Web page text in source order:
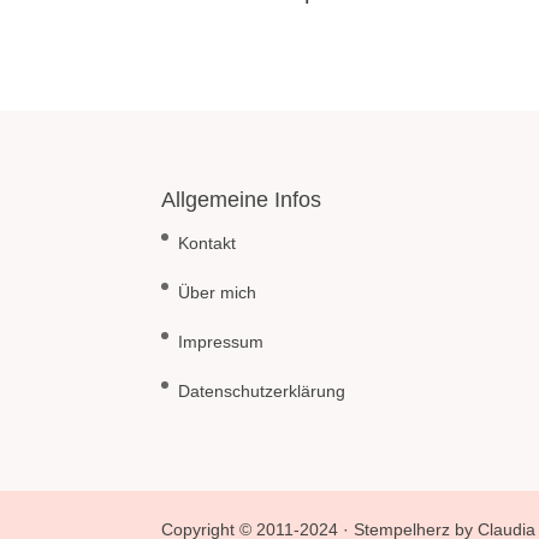
Allgemeine Infos
Kontakt
Über mich
Impressum
Datenschutzerklärung
Copyright © 2011-2024 · Stempelherz by